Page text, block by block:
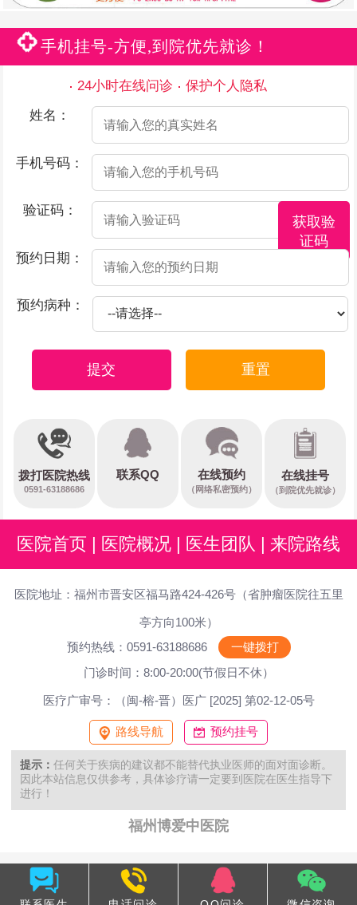
手机挂号-方便,到院优先就诊！
24小时在线问诊
保护个人隐私
姓名：
手机号码：
验证码：
获取验
证码
预约日期：
预约病种：
提交 重置
拨打医院热线
0591-63188686
联系QQ 在线预约
（网络私密预约）
在线挂号
（到院优先就诊）
医院首页 医院概况 医生团队 来院路线
医院地址：福州市晋安区福马路424-426号（省肿瘤医院往五里
亭方向100米）
预约热线：0591-63188686
一键拨打
门诊时间：8:00-20:00(节假日不休）
医疗广审号：（闽-榕-晋）医广 [2025] 第02-12-05号
路线导航 预约挂号
提示： 任何关于疾病的建议都不能替代执业医师的面对面诊断。
因此本站信息仅供参考，具体诊疗请一定要到医院在医生指导下
进行！
福州博爱中医院